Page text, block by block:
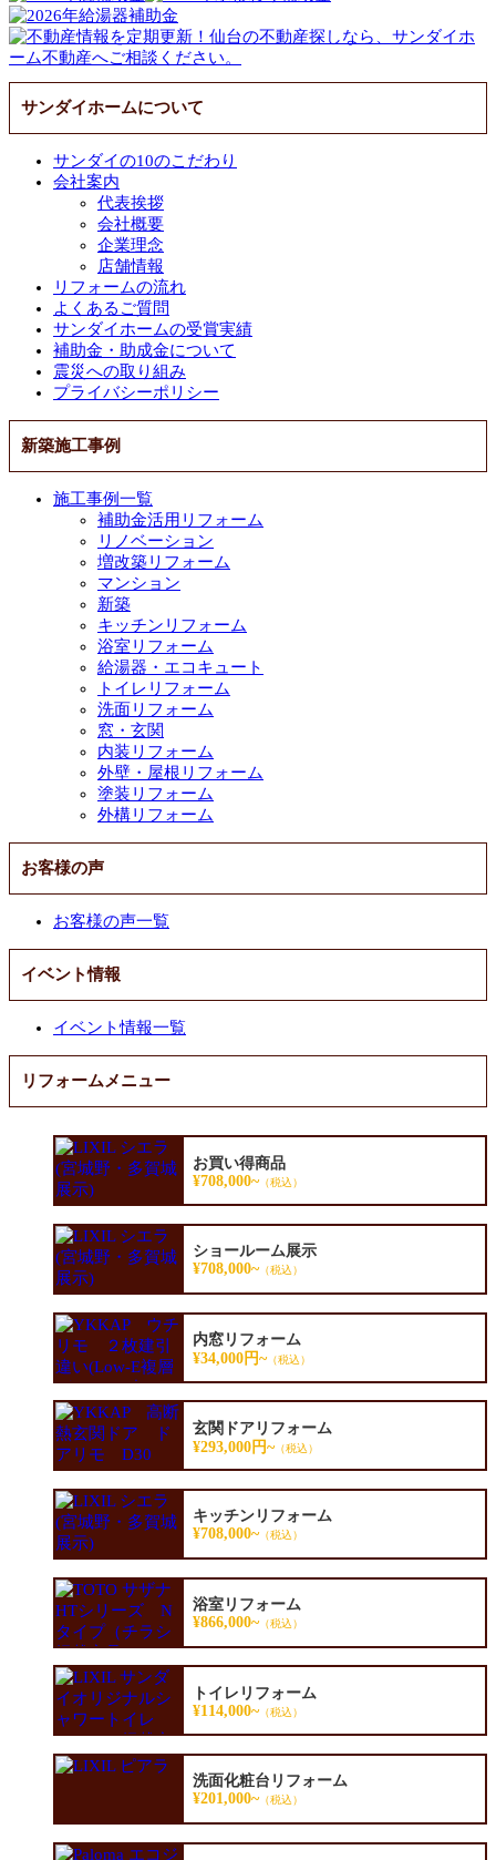
サンダイホームについて
サンダイの10のこだわり
会社案内
代表挨拶
会社概要
企業理念
店舗情報
リフォームの流れ
よくあるご質問
サンダイホームの受賞実績
補助金・助成金について
震災への取り組み
プライバシーポリシー
新築施工事例
施工事例一覧
補助金活用リフォーム
リノベーション
増改築リフォーム
マンション
新築
キッチンリフォーム
浴室リフォーム
給湯器・エコキュート
トイレリフォーム
洗面リフォーム
窓・玄関
内装リフォーム
外壁・屋根リフォーム
塗装リフォーム
外構リフォーム
お客様の声
お客様の声一覧
イベント情報
イベント情報一覧
リフォームメニュー
お買い得商品
¥708,000~（税込）
ショールーム展示
¥708,000~（税込）
内窓リフォーム
¥34,000円~（税込）
玄関ドアリフォーム
¥293,000円~（税込）
キッチンリフォーム
¥708,000~（税込）
浴室リフォーム
¥866,000~（税込）
トイレリフォーム
¥114,000~（税込）
洗面化粧台リフォーム
¥201,000~（税込）